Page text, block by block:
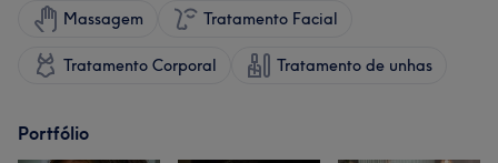
Massagem Tratamento Facial
Tratamento Corporal Tratamento de unhas
Portfólio